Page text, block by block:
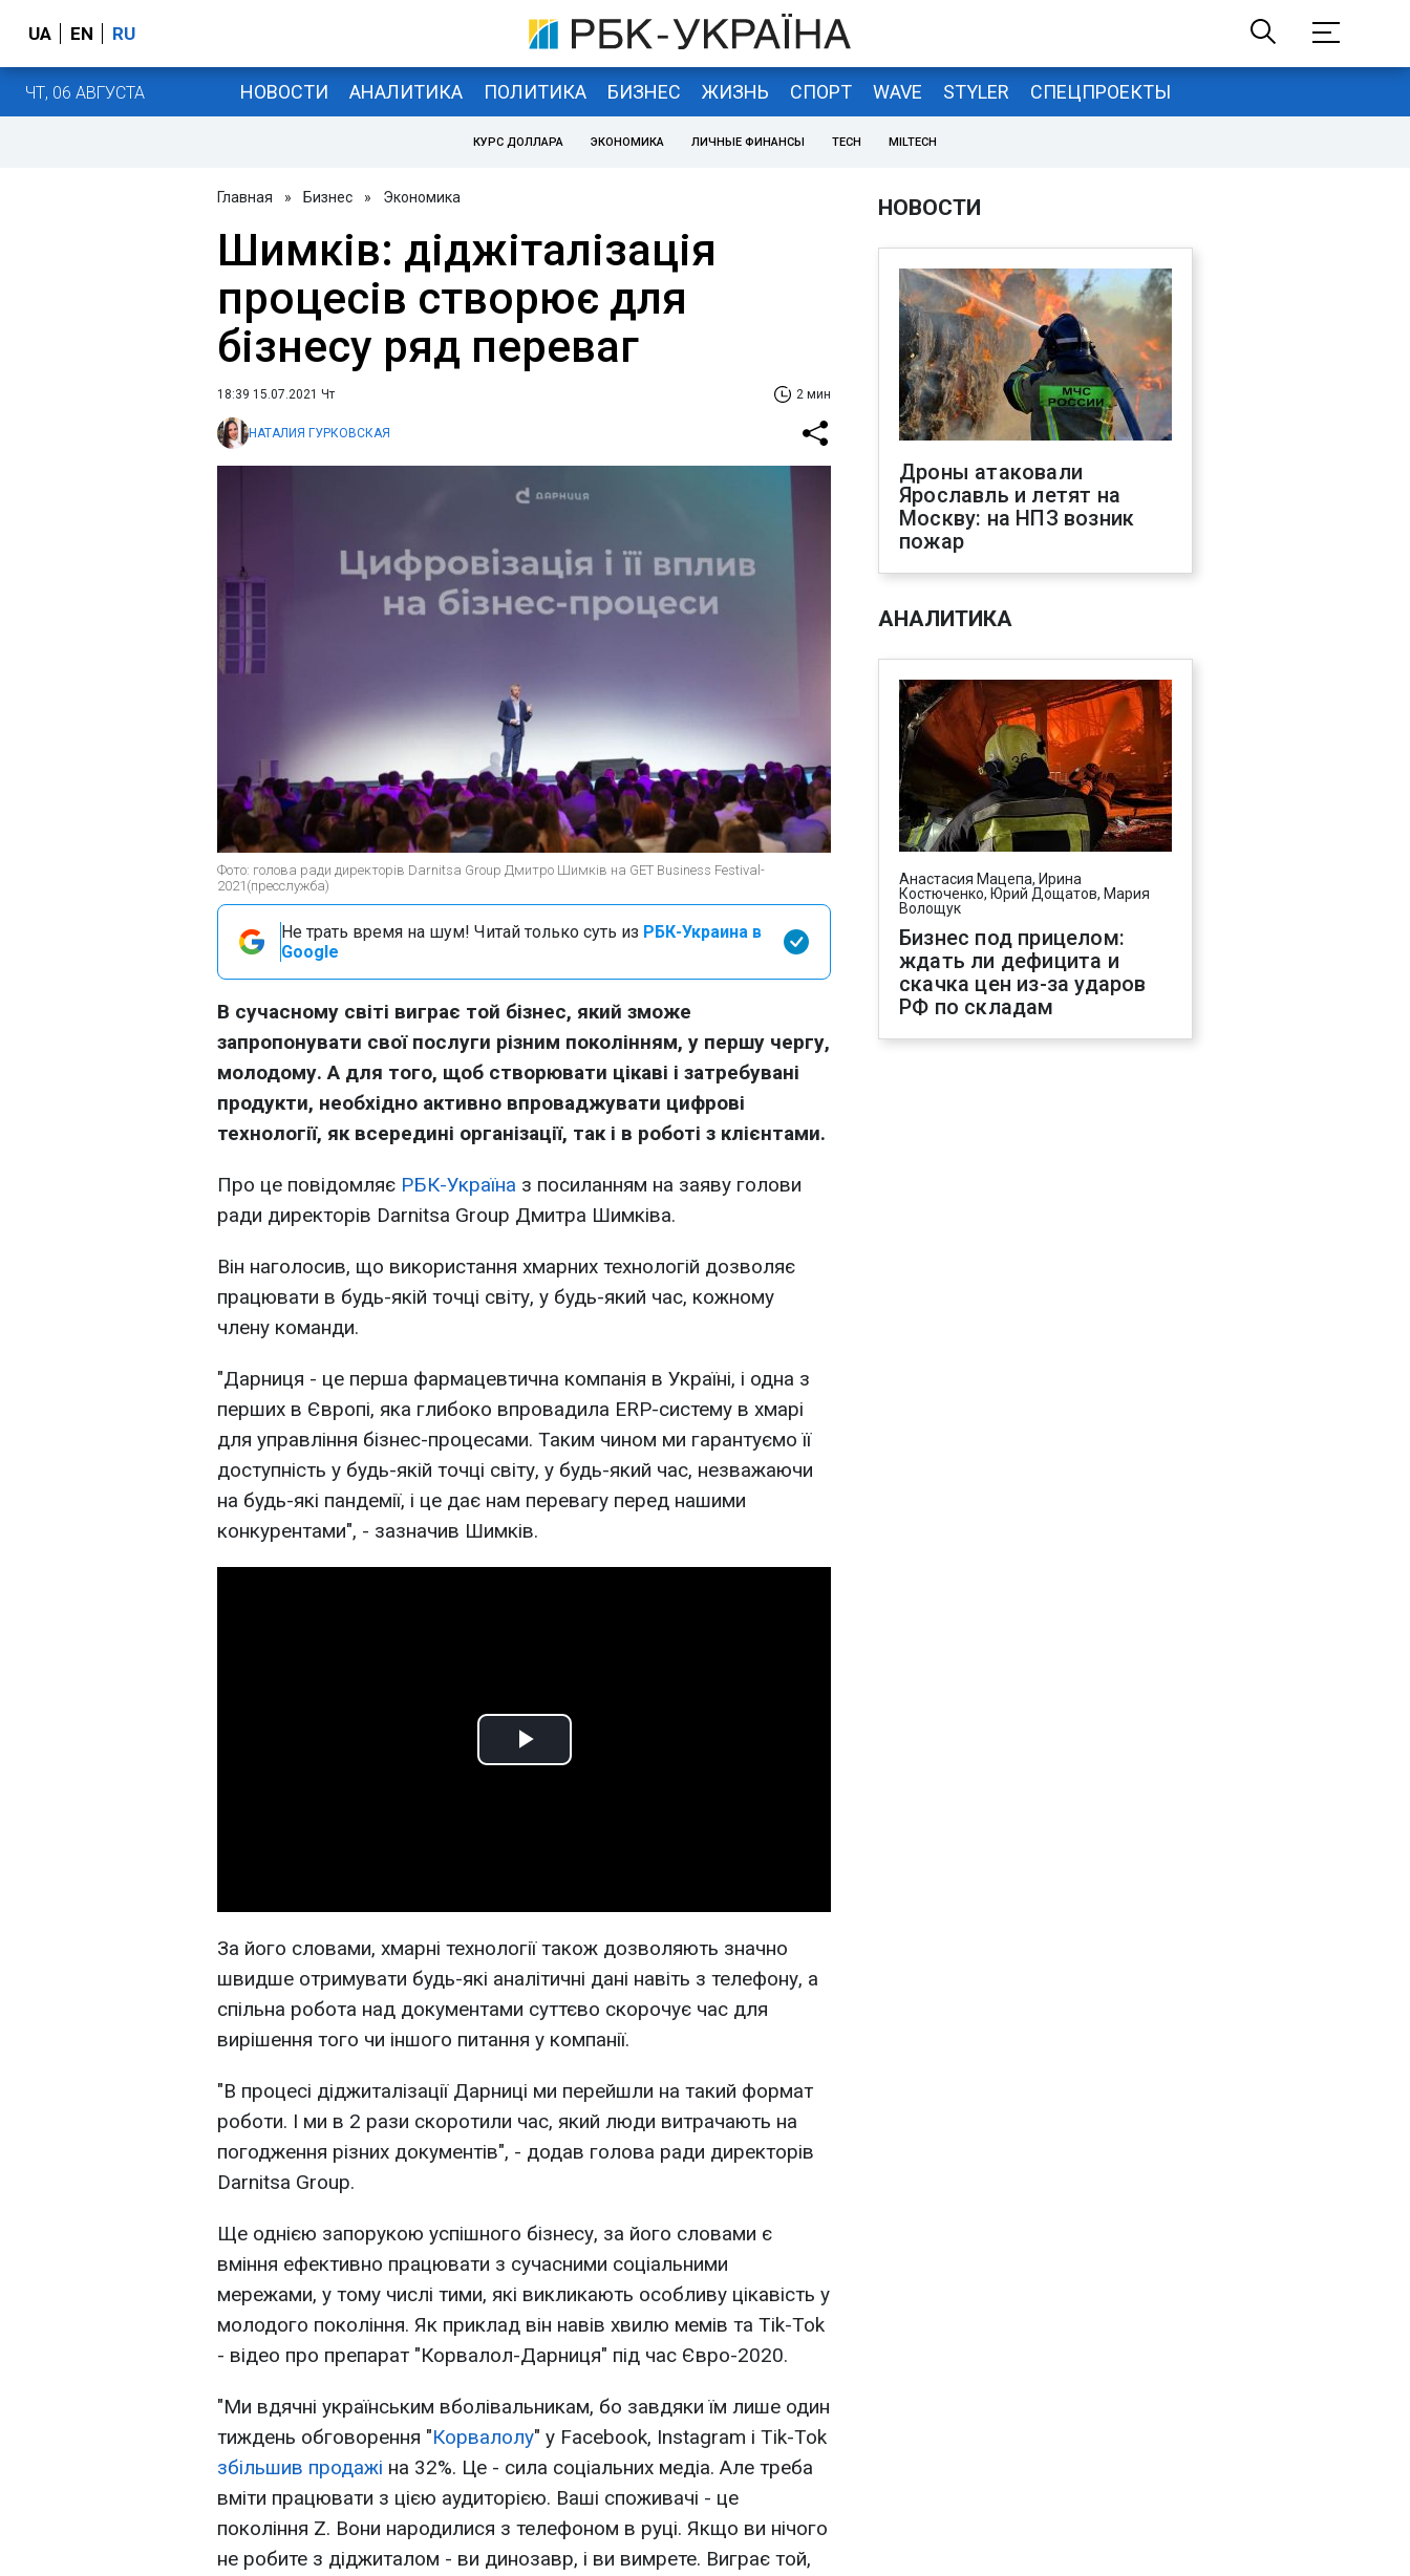
UA EN RU
ЧТ, 06 АВГУСТА НОВОСТИ АНАЛИТИКА ПОЛИТИКА БИЗНЕС ЖИЗНЬ СПОРТ WAVE STYLER СПЕЦПРОЕКТЫ
КУРС ДОЛЛАРА ЭКОНОМИКА ЛИЧНЫЕ ФИНАНСЫ TECH MILTECH
Главная » Бизнес » Экономика
Шимків: діджіталізація
процесів створює для
бізнесу ряд переваг
18:39 15.07.2021 Чт 2 мин
НАТАЛИЯ ГУРКОВСКАЯ
Фото: голова ради директорів Darnitsa Group Дмитро Шимків на GET Business Festival-
2021(пресслужба)
Не трать время на шум! Читай только суть из РБК-Украина в
Google
В сучасному світі виграє той бізнес, який зможе
запропонувати свої послуги різним поколінням, у першу чергу,
молодому. А для того, щоб створювати цікаві і затребувані
продукти, необхідно активно впроваджувати цифрові
технології, як всередині організації, так і в роботі з клієнтами.
Про це повідомляє РБК-Україна з посиланням на заяву голови
ради директорів Darnitsa Group Дмитра Шимківа.
Він наголосив, що використання хмарних технологій дозволяє
працювати в будь-якій точці світу, у будь-який час, кожному
члену команди.
"Дарниця - це перша фармацевтична компанія в Україні, і одна з
перших в Європі, яка глибоко впровадила ERP-систему в хмарі
для управління бізнес-процесами. Таким чином ми гарантуємо її
доступність у будь-якій точці світу, у будь-який час, незважаючи
на будь-які пандемії, і це дає нам перевагу перед нашими
конкурентами", - зазначив Шимків.
Play
За його словами, хмарні технології також дозволяють значно
швидше отримувати будь-які аналітичні дані навіть з телефону, а
спільна робота над документами суттєво скорочує час для
вирішення того чи іншого питання у компанії.
"В процесі діджиталізації Дарниці ми перейшли на такий формат
роботи. І ми в 2 рази скоротили час, який люди витрачають на
погодження різних документів", - додав голова ради директорів
Darnitsa Group.
Ще однією запорукою успішного бізнесу, за його словами є
вміння ефективно працювати з сучасними соціальними
мережами, у тому числі тими, які викликають особливу цікавість у
молодого покоління. Як приклад він навів хвилю мемів та Tik-Tok
- відео про препарат "Корвалол-Дарниця" під час Євро-2020.
"Ми вдячні українським вболівальникам, бо завдяки їм лише один
тиждень обговорення "Корвалолу" у Facebook, Instagram і Tik-Tok
збільшив продажі на 32%. Це - сила соціальних медіа. Але треба
вміти працювати з цією аудиторією. Ваші споживачі - це
покоління Z. Вони народилися з телефоном в руці. Якщо ви нічого
не робите з діджиталом - ви динозавр, і ви вимрете. Виграє той,
НОВОСТИ
Дроны атаковали
Ярославль и летят на
Москву: на НПЗ возник
пожар
АНАЛИТИКА
Анастасия Мацепа, Ирина
Костюченко, Юрий Дощатов, Мария
Волощук
Бизнес под прицелом:
ждать ли дефицита и
скачка цен из-за ударов
РФ по складам